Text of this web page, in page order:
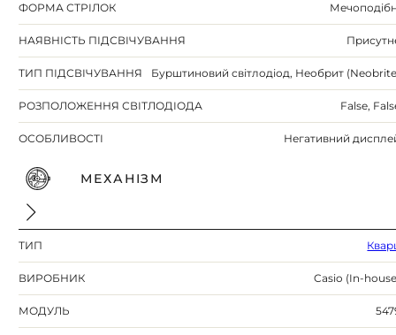
ФОРМА СТРІЛОК
НАЯВНІСТЬ ПІДСВІЧУВАННЯ
ТИП ПІДСВІЧУВАННЯ Бурштиновий світлодіод, Необрит
РОЗПОЛОЖЕННЯ СВІТЛОДІОДА False,
ОСОБЛИВОСТІ Негативний
МЕХАНІЗМ
ТИП
ВИРОБНИК Casio (In-
МОДУЛЬ